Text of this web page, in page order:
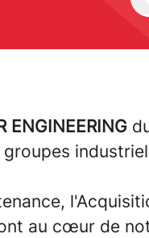
ENGINEERING
au cœur de